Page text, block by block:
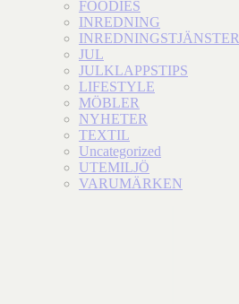
FOODIES
INREDNING
INREDNINGSTJÄNSTER
JUL
JULKLAPPSTIPS
LIFESTYLE
MÖBLER
NYHETER
TEXTIL
Uncategorized
UTEMILJÖ
VARUMÄRKEN